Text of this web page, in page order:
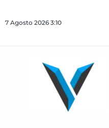
7 Agosto 2026 3:10